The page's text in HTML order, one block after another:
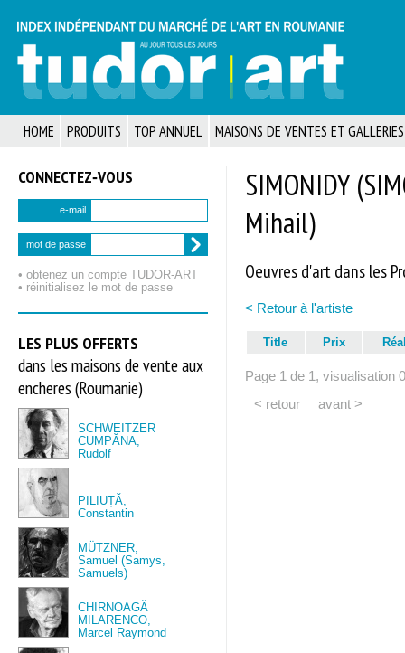
HOME PRODUITS TOP ANNUEL MAISONS DE VENTES ET GALLERIES
CONNECTEZ‑VOUS
e-mail
mot de passe
• obtenez un compte TUDOR‑ART
• réinitialisez le mot de passe
LES PLUS OFFERTS
dans les maisons de vente aux
encheres (Roumanie)
SCHWEITZER
CUMPĂNA,
Rudolf
PILIUȚĂ,
Constantin
MÜTZNER,
Samuel (Samys,
Samuels)
CHIRNOAGĂ
MILARENCO,
Marcel Raymond
SIMONIDY
Mihail)
Oeuvres d'art dans les
< Retour à l'artiste
Title Prix
Page 1 de 1, visualisation
< retour
avant >